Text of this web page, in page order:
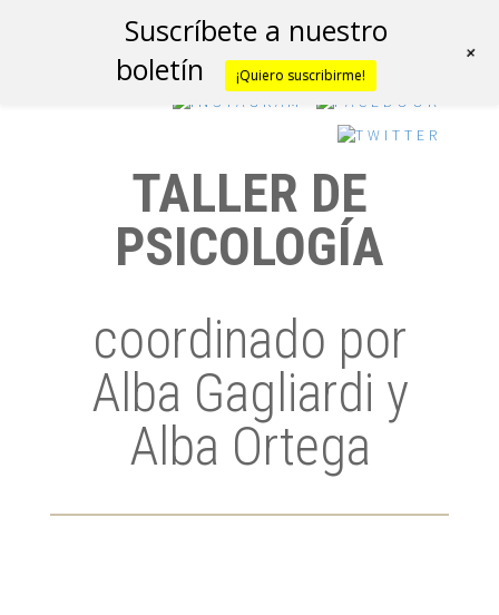
TALLER DE
PSICOLOGÍA
coordinado por
Alba Gagliardi y
Alba Ortega
Suscríbete a nuestro
boletín
¡Quiero suscribirme!
+